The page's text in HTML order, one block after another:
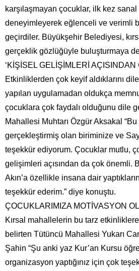
karşılaşmayan çocuklar, ilk kez
deneyimleyerek eğlenceli ve verimli
geçirdiler. Büyükşehir Belediyesi,
gerçeklik gözlüğüyle buluşturmaya
‘KİŞİSEL GELİŞİMLERİ AÇISINDAN
Etkinliklerden çok keyif aldıklarını
yapılan uygulamadan oldukça
çocuklara çok faydalı olduğunu dile
Mahallesi Muhtarı Özgür Aksakal
gerçekleştirmiş olan biriminize ve
teşekkür ediyorum. Çocuklar mutlu,
gelişimleri açısından da çok önemli.
Akın’a özellikle insana dair
teşekkür ederim.” diye konuştu.
ÇOCUKLARIMIZA MOTİVASYON
Kırsal mahallelerin bu tarz
belirten Tütüncü Mahallesi Yukarı
Şahin “Şu anki yaz Kur’an Kursu
organizasyon yaptığınız için çok